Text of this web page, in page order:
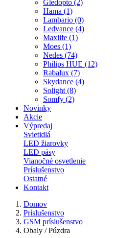
Gledopto (2)
Hama (1)
Lambario (0)
Ledvance (4)
Maxlife (1)
Moes (1)
Nedes (74)
Philips HUE (12)
Rabalux (7)
Skydance (4)
Solight (8)
Somfy (2)
Novinky
Akcie
Výpredaj
Svietidlá
LED žiarovky
LED pásy
Vianočné osvetlenie
Príslušenstvo
Ostatné
Kontakt
Domov
Príslušenstvo
GSM príslušenstvo
Obaly / Púzdra